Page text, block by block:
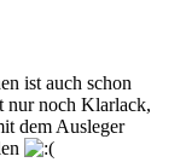
ist auch schon
nur noch Klarlack,
dem Ausleger